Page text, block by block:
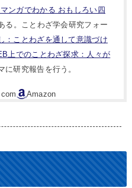
マンガでわかる おもしろい四
る。ことわざ学会研究フォー
：ことわざを通して意識づけ
上でのことわざ探求：人々が
に研究報告を行う。